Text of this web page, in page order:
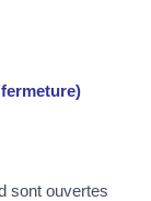
sont ouvertes